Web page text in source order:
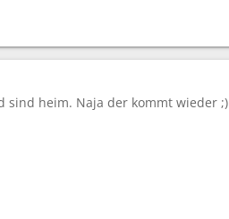
sind heim. Naja der kommt wieder ;)